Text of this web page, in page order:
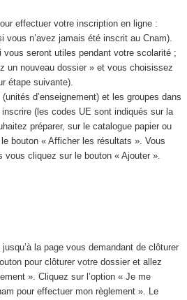
effectuer votre inscription en ligne :
vous n’avez jamais été inscrit au Cnam).
seront utiles pendant votre scolarité ;
un nouveau dossier » et vous choisissez
étape suivante).
d’enseignement) et les groupes dans
(les codes UE sont indiqués sur la
préparer, sur le catalogue papier ou
bouton « Afficher les résultats ». Vous
vous cliquez sur le bouton « Ajouter ».
la page vous demandant de clôturer
pour clôturer votre dossier et allez
». Cliquez sur l’option « Je me
pour effectuer mon règlement ». Le